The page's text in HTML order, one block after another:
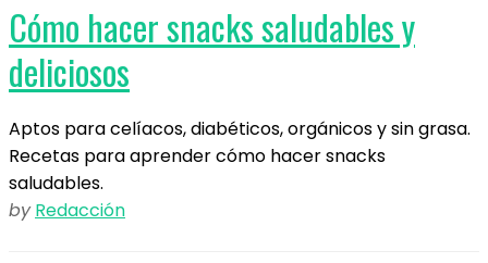
Cómo hacer snacks saludables y
deliciosos
Aptos para celíacos, diabéticos, orgánicos y sin grasa.
Recetas para aprender cómo hacer snacks
saludables.
by Redacción